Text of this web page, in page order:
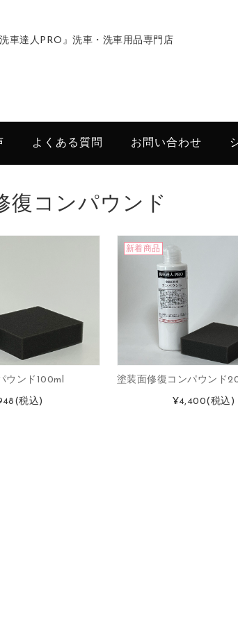
洗車達人PRO』洗車・洗車用品専門店
よくある質問 お問い合わせ
復コンパウンド
ウンド100ml
(税込)
新着商品
塗装面修復コンパウンド
¥4,400(税込)